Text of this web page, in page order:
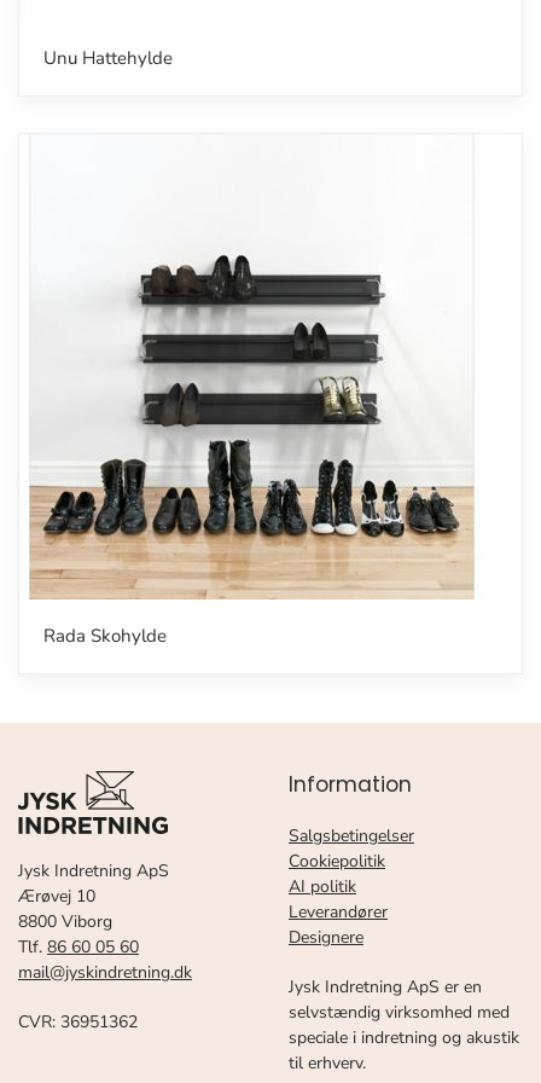
Unu Hattehylde
Rada Skohylde
Jysk Indretning ApS
Ærøvej 10
8800 Viborg
Tlf. 86 60 05 60
mail@jyskindretning.dk
CVR: 36951362
Information
Salgsbetingelser
Cookiepolitik
AI politik
Leverandører
Designere
Jysk Indretning ApS er en
selvstændig virksomhed med
speciale i indretning og akustik
til erhverv.